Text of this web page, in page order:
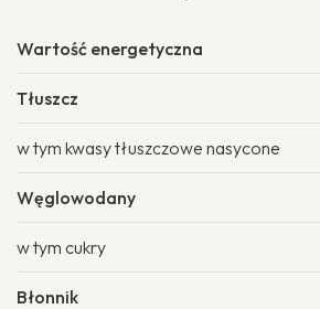
Wartość energetyczna
Tłuszcz
w tym kwasy tłuszczowe nasycone
Węglowodany
w tym cukry
Błonnik